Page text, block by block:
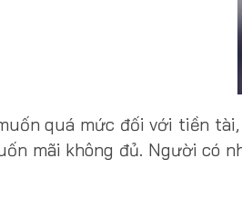
quá mức đối với tiền
mãi không đủ. Người có